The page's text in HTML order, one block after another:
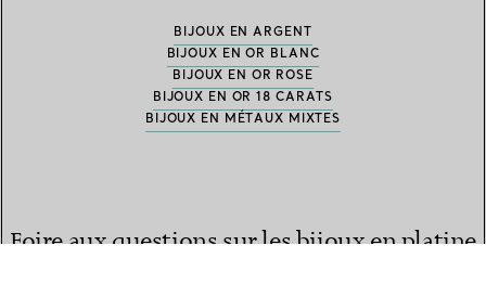
BIJOUX EN ARGENT
BIJOUX EN OR BLANC
BIJOUX EN OR ROSE
BIJOUX EN OR 18 CARATS
BIJOUX EN MÉTAUX MIXTES
Foire aux questions sur les bijoux en platine